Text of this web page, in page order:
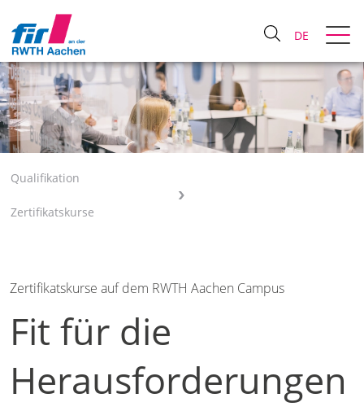
DE
Qualifikation
Zertifikatskurse
Zertifikatskurse auf dem RWTH Aachen Campus
Fit für die
Herausforderungen